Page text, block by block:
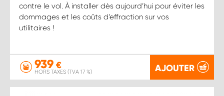
contre le vol. À installer dès aujourd’hui pour éviter les
dommages et les coûts d’effraction sur vos
utilitaires !
939 €
HORS TAXES (TVA 17 %) AJOUTER